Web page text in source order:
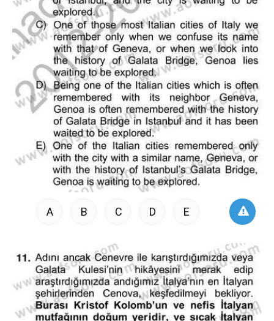
A B C D E